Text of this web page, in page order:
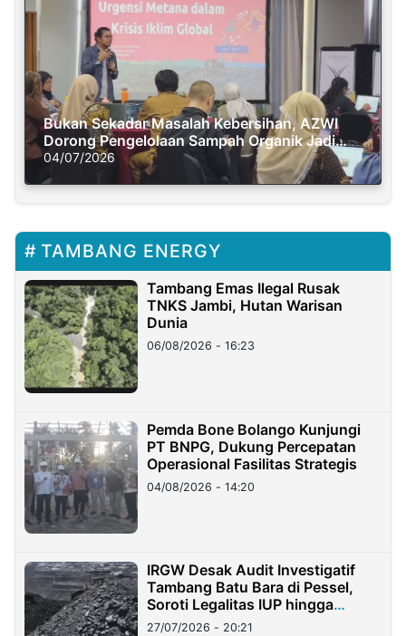
Bukan Sekadar Masalah Kebersihan, AZWI
Dorong Pengelolaan Sampah Organik Jadi
Solusi Krisis Iklim
04/07/2026
TAMBANG ENERGY
Tambang Emas Ilegal Rusak
TNKS Jambi, Hutan Warisan
Dunia
06/08/2026 - 16:23
Pemda Bone Bolango Kunjungi
PT BNPG, Dukung Percepatan
Operasional Fasilitas Strategis
04/08/2026 - 14:20
IRGW Desak Audit Investigatif
Tambang Batu Bara di Pessel,
Soroti Legalitas IUP hingga
Stockpile
27/07/2026 - 20:21